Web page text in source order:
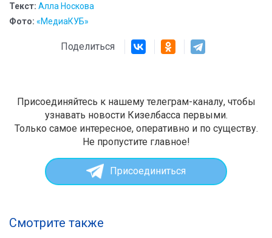
Текст: Алла Носкова
Фото: «МедиаКУБ»
Поделиться
Присоединяйтесь к нашему телеграм-каналу, чтобы
узнавать новости Кизелбасса первыми.
Только самое интересное, оперативно и по существу.
Не пропустите главное!
Присоединиться
Смотрите также